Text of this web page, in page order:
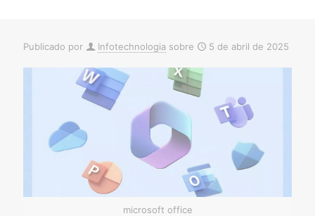
Publicado por Infotechnologia sobre 5 de abril de 2025
microsoft office